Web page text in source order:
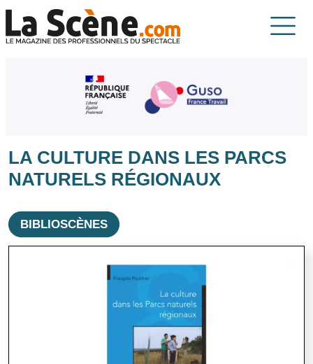
LA CULTURE DANS LES PARCS
NATURELS RÉGIONAUX
BIBLIOSCÈNES